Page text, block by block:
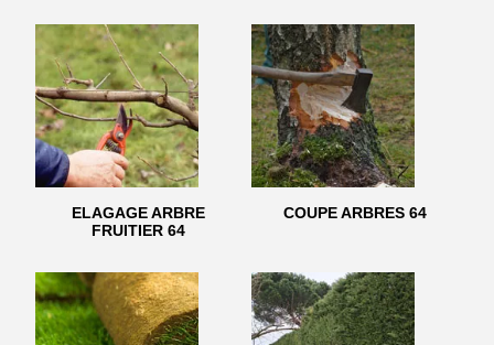
ELAGAGE ARBRE
FRUITIER 64
COUPE ARBRES 64